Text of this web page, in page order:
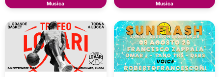
Musica Musica